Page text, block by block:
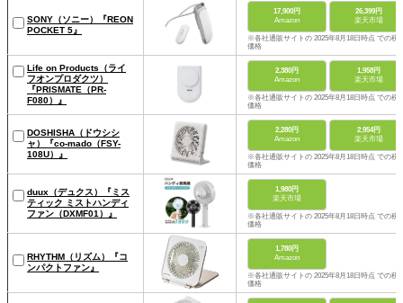
SONY（ソニー）『REON
POCKET 5』
17,900円
Amazon
26,399円
楽天市場
※各社通販サイトの 2025年8月18日時点 での税
価格
Life on Products（ライ
フオンプロダクツ）
『PRISMATE（PR-
F080）』
2,380円
Amazon
1,958円
楽天市場
※各社通販サイトの 2025年8月18日時点 での税
価格
DOSHISHA（ドウシシ
ャ）『co-mado（FSY-
108U）』
2,280円
Amazon
2,954円
楽天市場
※各社通販サイトの 2025年8月18日時点 での税
価格
duux（デュクス）『ミス
ティック ミストハンディ
ファン（DXMF01）』
1,980円
楽天市場
※各社通販サイトの 2025年8月18日時点 での税
価格
RHYTHM（リズム）『コ
ンパクトファン』
1,780円
Amazon
※各社通販サイトの 2025年8月18日時点 での税
価格